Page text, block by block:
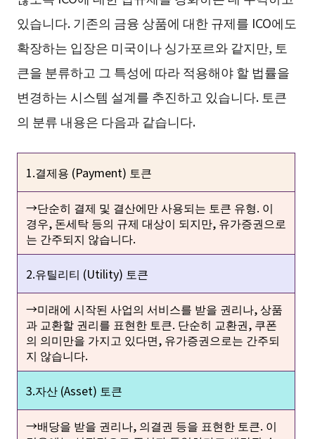
있습니다. 기존의 금융 상품에 대한 규제를 ICO에도
확장하는 입장은 미국이나 싱가포르와 같지만, 토
큰을 분류하고 그 특성에 따라 적용해야 할 법률을
변경하는 시스템 설계를 추진하고 있습니다. 토큰
의 분류 내용은 다음과 같습니다.
1.결제용 (Payment) 토큰
→단순히 결제 및 결산에만 사용되는 토큰 유형. 이
경우, 돈세탁 등의 규제 대상이 되지만, 유가증권으로
는 간주되지 않습니다.
2.유틸리티 (Utility) 토큰
→미래에 시작된 사업의 서비스를 받을 권리나, 상품
과 교환할 권리를 표현한 토큰. 단순히 교환권, 쿠폰
의 의미만을 가지고 있다면, 유가증권으로는 간주되
지 않습니다.
3.자산 (Asset) 토큰
→배당을 받을 권리나, 의결권 등을 표현한 토큰. 이